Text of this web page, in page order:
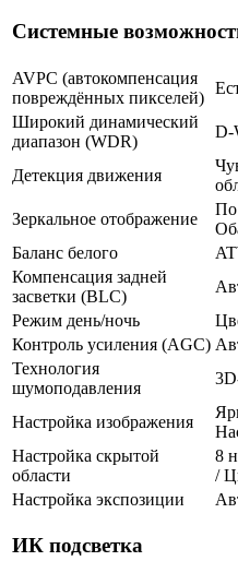
Системные
AVPC (автокомпенсация
повреждённых пикселей)
Широкий динамический
диапазон (WDR)
D-
Детекция движения
Зеркальное отображение
По
Баланс белого
Компенсация задней
засветки (BLC)
Режим день/ночь
Контроль усиления (AGC)
Технология
шумоподавления
Настройка изображения
Настройка скрытой
области
8
/
Настройка экспозиции
ИК подсветка